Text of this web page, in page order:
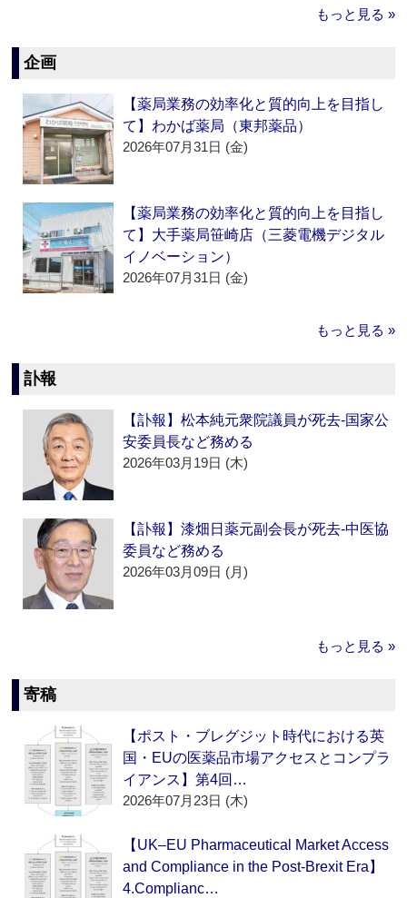
もっと見る »
企画
【薬局業務の効率化と質的向上を目指し
て】わかば薬局（東邦薬品）
2026年07月31日 (金)
【薬局業務の効率化と質的向上を目指し
て】大手薬局笹崎店（三菱電機デジタル
イノベーション）
2026年07月31日 (金)
もっと見る »
訃報
【訃報】松本純元衆院議員が死去‐国家公
安委員長など務める
2026年03月19日 (木)
【訃報】漆畑日薬元副会長が死去‐中医協
委員など務める
2026年03月09日 (月)
もっと見る »
寄稿
【ポスト・ブレグジット時代における英
国・EUの医薬品市場アクセスとコンプラ
イアンス】第4回…
2026年07月23日 (木)
【UK–EU Pharmaceutical Market Access
and Compliance in the Post-Brexit Era】
4.Complianc…